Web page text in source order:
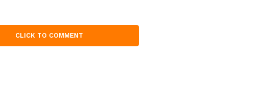
CLICK TO COMMENT